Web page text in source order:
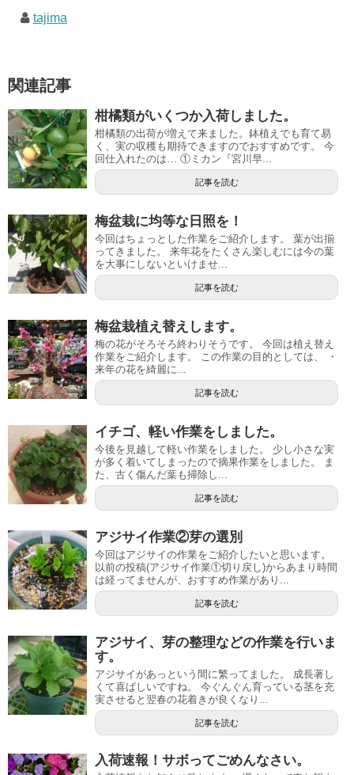
tajima
関連記事
柑橘類がいくつか入荷しました。
柑橘類の出荷が増えて来ました。鉢植えでも育て易
く、実の収穫も期待できますのでおすすめです。 今
回仕入れたのは… ①ミカン『宮川早...
記事を読む
梅盆栽に均等な日照を！
今回はちょっとした作業をご紹介します。 葉が出揃
ってきました。 来年花をたくさん楽しむには今の葉
を大事にしないといけませ...
記事を読む
梅盆栽植え替えします。
梅の花がそろそろ終わりそうです。 今回は植え替え
作業をご紹介します。 この作業の目的としては、 ・
来年の花を綺麗に...
記事を読む
イチゴ、軽い作業をしました。
今後を見越して軽い作業をしました。 少し小さな実
が多く着いてしまったので摘果作業をしました。 ま
た、古く傷んだ葉も掃除し...
記事を読む
アジサイ作業②芽の選別
今回はアジサイの作業をご紹介したいと思います。
以前の投稿(アジサイ作業①切り戻し)からあまり時間
は経ってませんが、おすすめ作業があり...
記事を読む
アジサイ、芽の整理などの作業を行いま
す。
アジサイがあっという間に繁ってました。 成長著し
くて喜ばしいですね。 今ぐんぐん育っている茎を充
実させると翌春の花着きが良くなり...
記事を読む
入荷速報！サボってごめんなさい。